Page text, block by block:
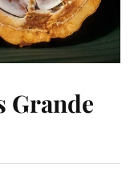
Grande